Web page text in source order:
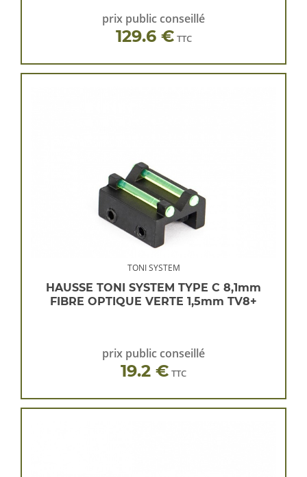
prix public conseillé
129.6 € TTC
TONI SYSTEM
HAUSSE TONI SYSTEM TYPE C 8,1mm
FIBRE OPTIQUE VERTE 1,5mm TV8+
prix public conseillé
19.2 € TTC